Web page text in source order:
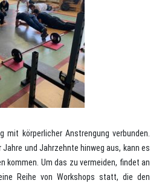
mit körperlicher Anstrengung verbunden.
und Jahrzehnte hinweg aus, kann es
kommen. Um das zu vermeiden, findet an
Reihe von Workshops statt, die den